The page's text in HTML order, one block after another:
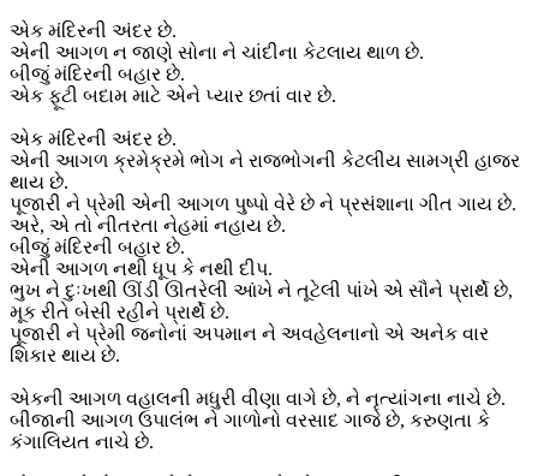
એક મંદિરની અંદર છે.
એની આગળ ન જાણે સોના ને ચાંદીના કેટલાય થાળ છે.
બીજું મંદિરની બહાર છે.
એક ફૂટી બદામ માટે એને પ્યાર છતાં વાર છે.
એક મંદિરની અંદર છે.
એની આગળ ક્રમેક્રમે ભોગ ને રાજભોગની કેટલીય સામગ્રી હાજર
થાય છે.
પૂજારી ને પ્રેમી એની આગળ પુષ્પો વેરે છે ને પ્રસંશાના ગીત ગાય છે.
અરે, એ તો નીતરતા નેહમાં નહાય છે.
બીજું મંદિરની બહાર છે.
એની આગળ નથી ધૂપ કે નથી દીપ.
ભુખ ને દુઃખથી ઊંડી ઊતરેલી આંખે ને તૂટેલી પાંખે એ સૌને પ્રાર્થે છે,
મૂક રીતે બેસી રહીને પ્રાર્થે છે.
પૂજારી ને પ્રેમી જનોનાં અપમાન ને અવહેલનાનો એ અનેક વાર
શિકાર થાય છે.
એકની આગળ વહાલની મધુરી વીણા વાગે છે, ને નૃત્યાંગના નાચે છે.
બીજાની આગળ ઉપાલંભ ને ગાળોનો વરસાદ ગાજે છે, કરુણતા કે
કંગાલિયત નાચે છે.